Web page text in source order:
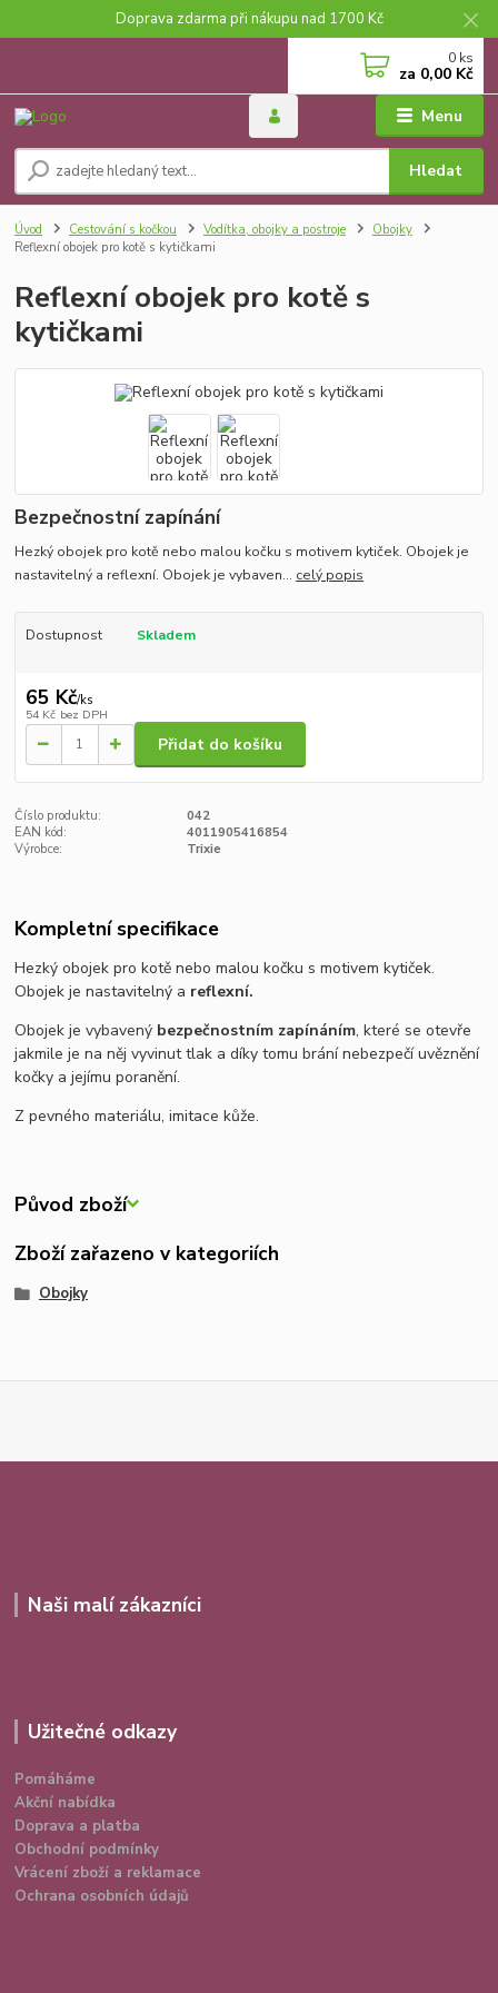
Doprava zdarma při nákupu nad 1700 Kč
Menu
Hledat
0 ks
za 0,00 Kč
Úvod Cestování s kočkou Vodítka, obojky a postroje
Obojky
Reflexní obojek pro kotě s kytičkami
Reflexní obojek pro kotě s
kytičkami
Bezpečnostní zapínání
Hezký obojek pro kotě nebo malou kočku s motivem kytiček. Obojek je
nastavitelný a reflexní. Obojek je vybaven... celý popis
Dostupnost Skladem
65 Kč/ks
54 Kč bez DPH
Přidat do košíku
Číslo produktu:
042
EAN kód:
4011905416854
Výrobce:
Trixie
Kompletní specifikace
Hezký obojek pro kotě nebo malou kočku s motivem kytiček.
Obojek je nastavitelný a reflexní.
Obojek je vybavený bezpečnostním zapínáním, které se otevře
jakmile je na něj vyvinut tlak a díky tomu brání nebezpečí uvěznění
kočky a jejímu poranění.
Z pevného materiálu, imitace kůže.
Původ zboží
Zboží zařazeno v kategoriích
Obojky
Naši malí zákazníci
Užitečné odkazy
Pomáháme
Akční nabídka
Doprava a platba
Obchodní podmínky
Vrácení zboží a reklamace
Ochrana osobních údajů